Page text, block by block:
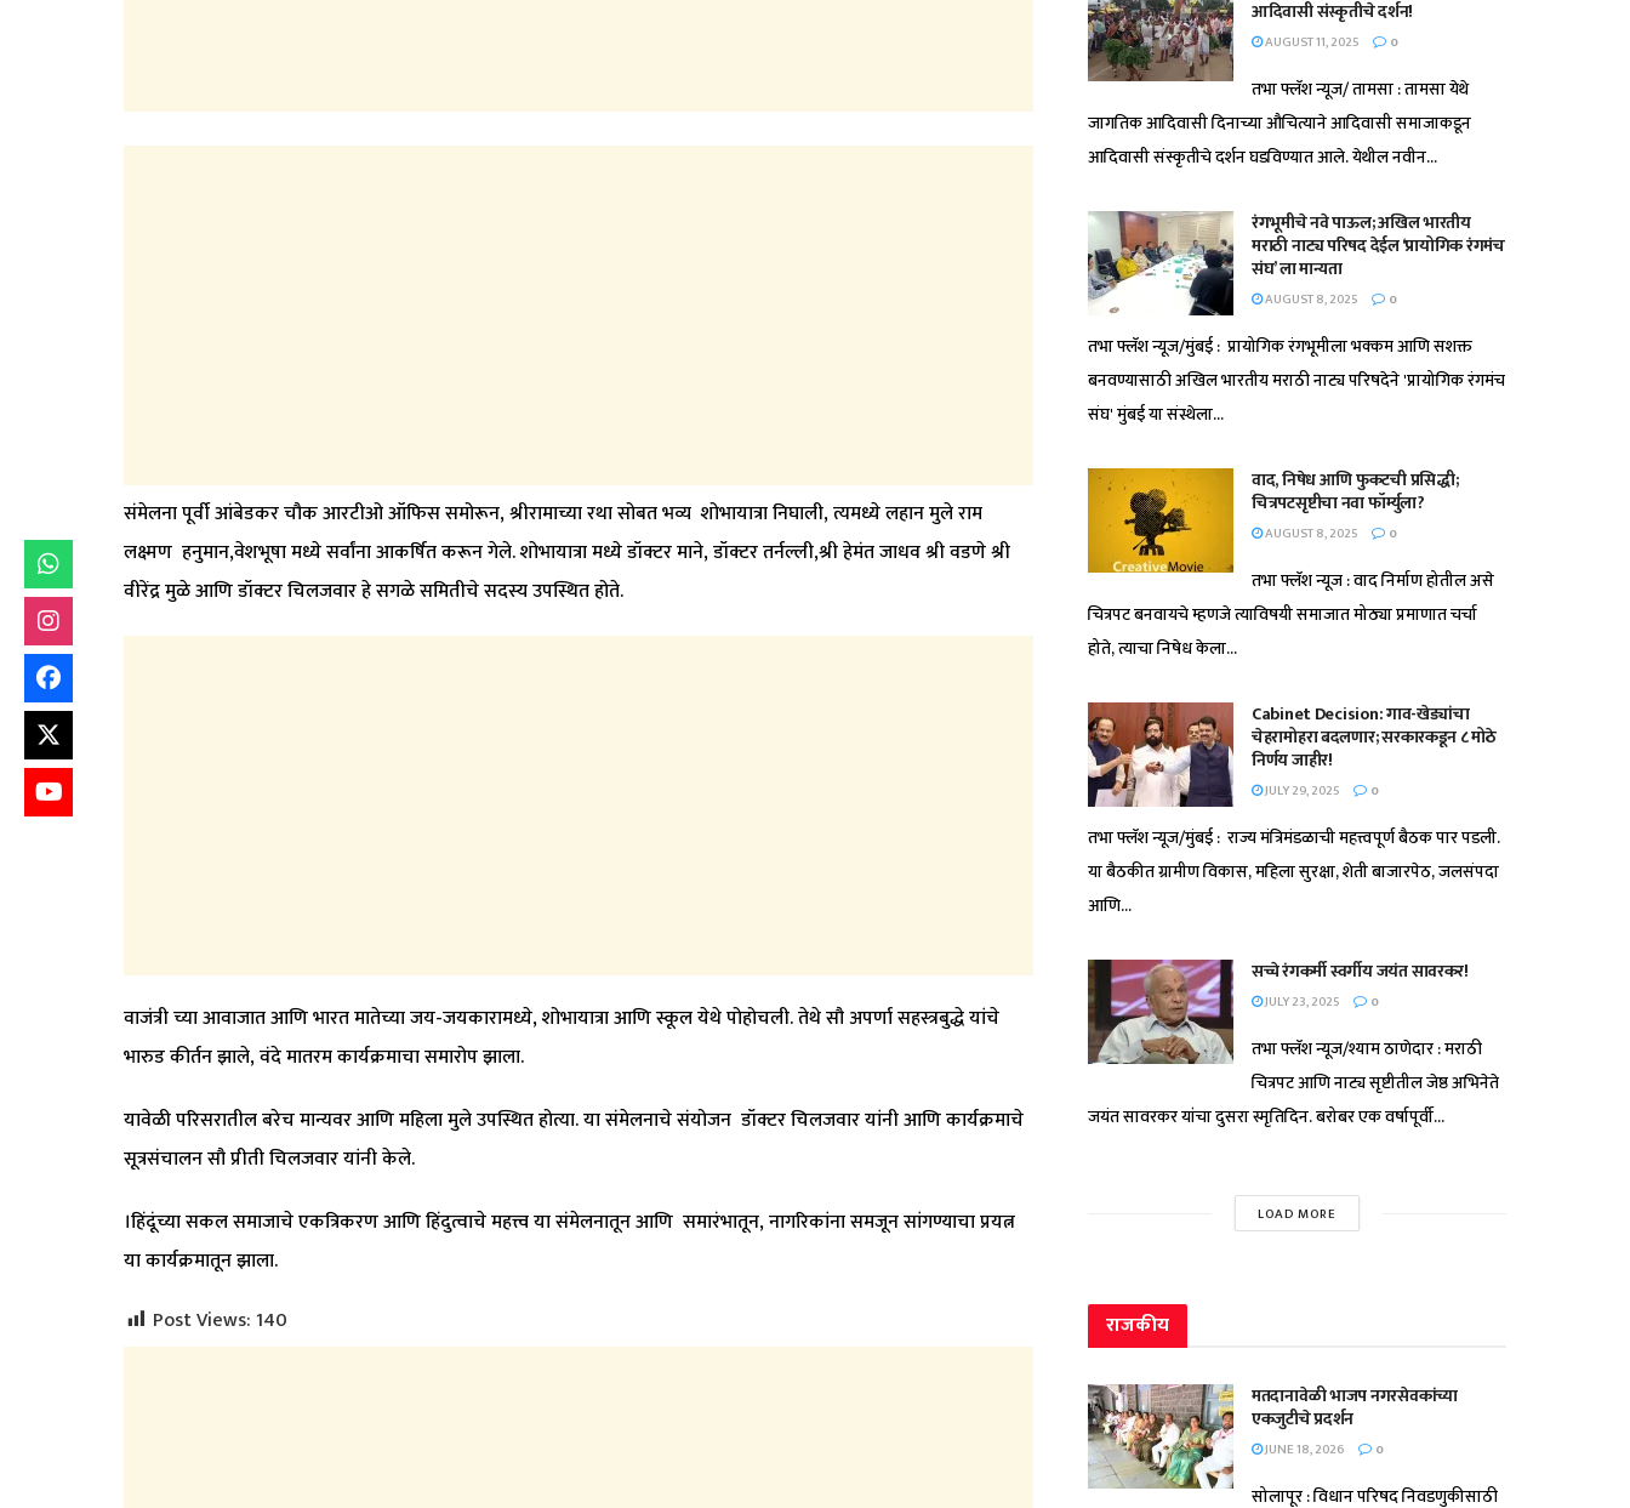
संमेलना पूर्वी आंबेडकर चौक आरटीओ ऑफिस समोरून, श्रीरामाच्या रथा सोबत भव्य शोभायात्रा निघाली, त्यमध्ये लहान मुले राम
लक्ष्मण हनुमान,वेशभूषा मध्ये सर्वांना आकर्षित करून गेले. शोभायात्रा मध्ये डॉक्टर माने, डॉक्टर तर्नल्ली,श्री हेमंत जाधव श्री वडणे श्री
वीरेंद्र मुळे आणि डॉक्टर चिलजवार हे सगळे समितीचे सदस्य उपस्थित होते.
वाजंत्री च्या आवाजात आणि भारत मातेच्या जय-जयकारामध्ये, शोभायात्रा आणि स्कूल येथे पोहोचली. तेथे सौ अपर्णा सहस्त्रबुद्धे यांचे
भारुड कीर्तन झाले, वंदे मातरम कार्यक्रमाचा समारोप झाला.
यावेळी परिसरातील बरेच मान्यवर आणि महिला मुले उपस्थित होत्या. या संमेलनाचे संयोजन डॉक्टर चिलजवार यांनी आणि कार्यक्रमाचे
सूत्रसंचालन सौ प्रीती चिलजवार यांनी केले.
।हिंदूंच्या सकल समाजाचे एकत्रिकरण आणि हिंदुत्वाचे महत्त्व या संमेलनातून आणि समारंभातून, नागरिकांना समजून सांगण्याचा प्रयत्न
या कार्यक्रमातून झाला.
Post Views: 140
आदिवासी संस्कृतीचे दर्शन!
AUGUST 11, 2025 0
तभा फ्लॅश न्यूज/ तामसा : तामसा येथे
जागतिक आदिवासी दिनाच्या औचित्याने आदिवासी समाजाकडून
आदिवासी संस्कृतीचे दर्शन घडविण्यात आले. येथील नवीन...
रंगभूमीचे नवे पाऊल; अखिल भारतीय
मराठी नाट्य परिषद देईल ‘प्रायोगिक रंगमंच
संघ’ ला मान्यता
AUGUST 8, 2025 0
तभा फ्लॅश न्यूज/मुंबई : प्रायोगिक रंगभूमीला भक्कम आणि सशक्त
बनवण्यासाठी अखिल भारतीय मराठी नाट्य परिषदेने 'प्रायोगिक रंगमंच
संघ' मुंबई या संस्थेला...
वाद, निषेध आणि फुकटची प्रसिद्धी;
चित्रपटसृष्टीचा नवा फॉर्म्युला?
AUGUST 8, 2025 0
तभा फ्लॅश न्यूज : वाद निर्माण होतील असे
चित्रपट बनवायचे म्हणजे त्याविषयी समाजात मोठ्या प्रमाणात चर्चा
होते, त्याचा निषेध केला...
Cabinet Decision: गाव-खेड्यांचा
चेहरामोहरा बदलणार; सरकारकडून ८ मोठे
निर्णय जाहीर!
JULY 29, 2025 0
तभा फ्लॅश न्यूज/मुंबई : राज्य मंत्रिमंडळाची महत्त्वपूर्ण बैठक पार पडली.
या बैठकीत ग्रामीण विकास, महिला सुरक्षा, शेती बाजारपेठ, जलसंपदा
आणि...
सच्चे रंगकर्मी स्वर्गीय जयंत सावरकर!
JULY 23, 2025 0
तभा फ्लॅश न्यूज/श्याम ठाणेदार : मराठी
चित्रपट आणि नाट्य सृष्टीतील जेष्ठ अभिनेते
जयंत सावरकर यांचा दुसरा स्मृतिदिन. बरोबर एक वर्षापूर्वी...
LOAD MORE
राजकीय
मतदानावेळी भाजप नगरसेवकांच्या
एकजुटीचे प्रदर्शन
JUNE 18, 2026 0
सोलापूर : विधान परिषद निवडणुकीसाठी